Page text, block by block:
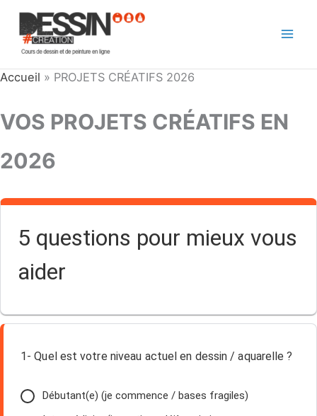
Aller
contenu
Accueil » PROJETS CRÉATIFS 2026
VOS PROJETS CRÉATIFS EN
2026
5 questions pour mieux vous
aider
1- Quel est votre niveau actuel en dessin / aquarelle ?
Débutant(e) (je commence / bases fragiles)